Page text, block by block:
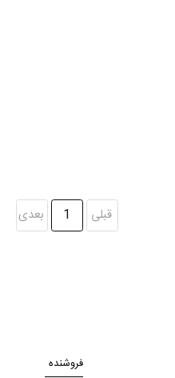
قبلی 1 بعدی
فروشنده